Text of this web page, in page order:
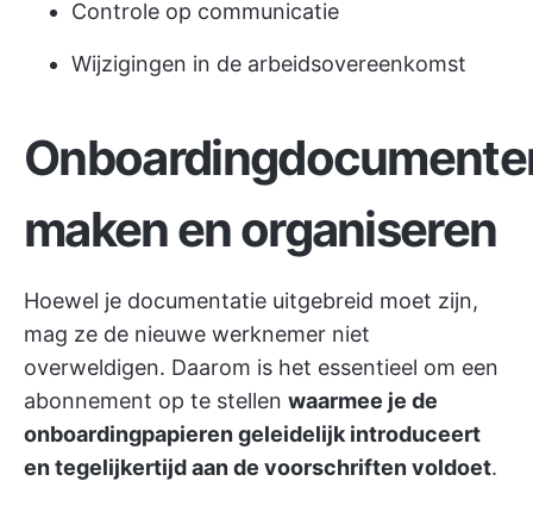
Controle op communicatie
Wijzigingen in de arbeidsovereenkomst
maken en organiseren
Hoewel je documentatie uitgebreid moet zijn,
mag ze de nieuwe werknemer niet
overweldigen. Daarom is het essentieel om een
abonnement op te stellen waarmee je de
onboardingpapieren geleidelijk introduceert
en tegelijkertijd aan de voorschriften voldoet.